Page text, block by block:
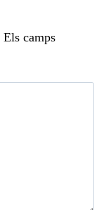
Els camps